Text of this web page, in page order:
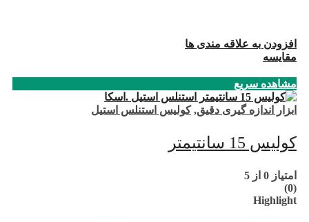
افزودن به علاقه مندی ها
مقایسه
مشاهده سریع
ابزار اندازه گیری دقیق,کولیس استنلس استیل
کولیس 15 سانتیمتر
امتیاز 0 از 5
(0)
Highlight